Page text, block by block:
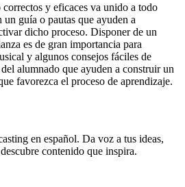
y eficaces va unido a todo
guía o pautas que ayuden a
dicho proceso. Disponer de un
es de gran importancia para
y algunos consejos fáciles de
alumnado que ayuden a construir un
favorezca el proceso de aprendizaje.
en español. Da voz a tus ideas,
contenido que inspira.